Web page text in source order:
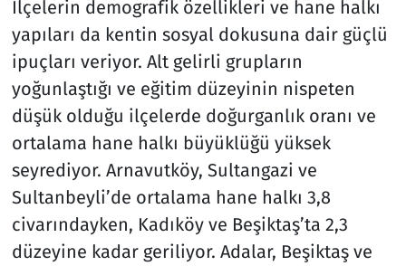
İlçelerin demografik özellikleri ve hane halkı
yapıları da kentin sosyal dokusuna dair güçlü
ipuçları veriyor. Alt gelirli grupların
yoğunlaştığı ve eğitim düzeyinin nispeten
düşük olduğu ilçelerde doğurganlık oranı ve
ortalama hane halkı büyüklüğü yüksek
seyrediyor. Arnavutköy, Sultangazi ve
Sultanbeyli’de ortalama hane halkı 3,8
civarındayken, Kadıköy ve Beşiktaş’ta 2,3
düzeyine kadar geriliyor. Adalar, Beşiktaş ve